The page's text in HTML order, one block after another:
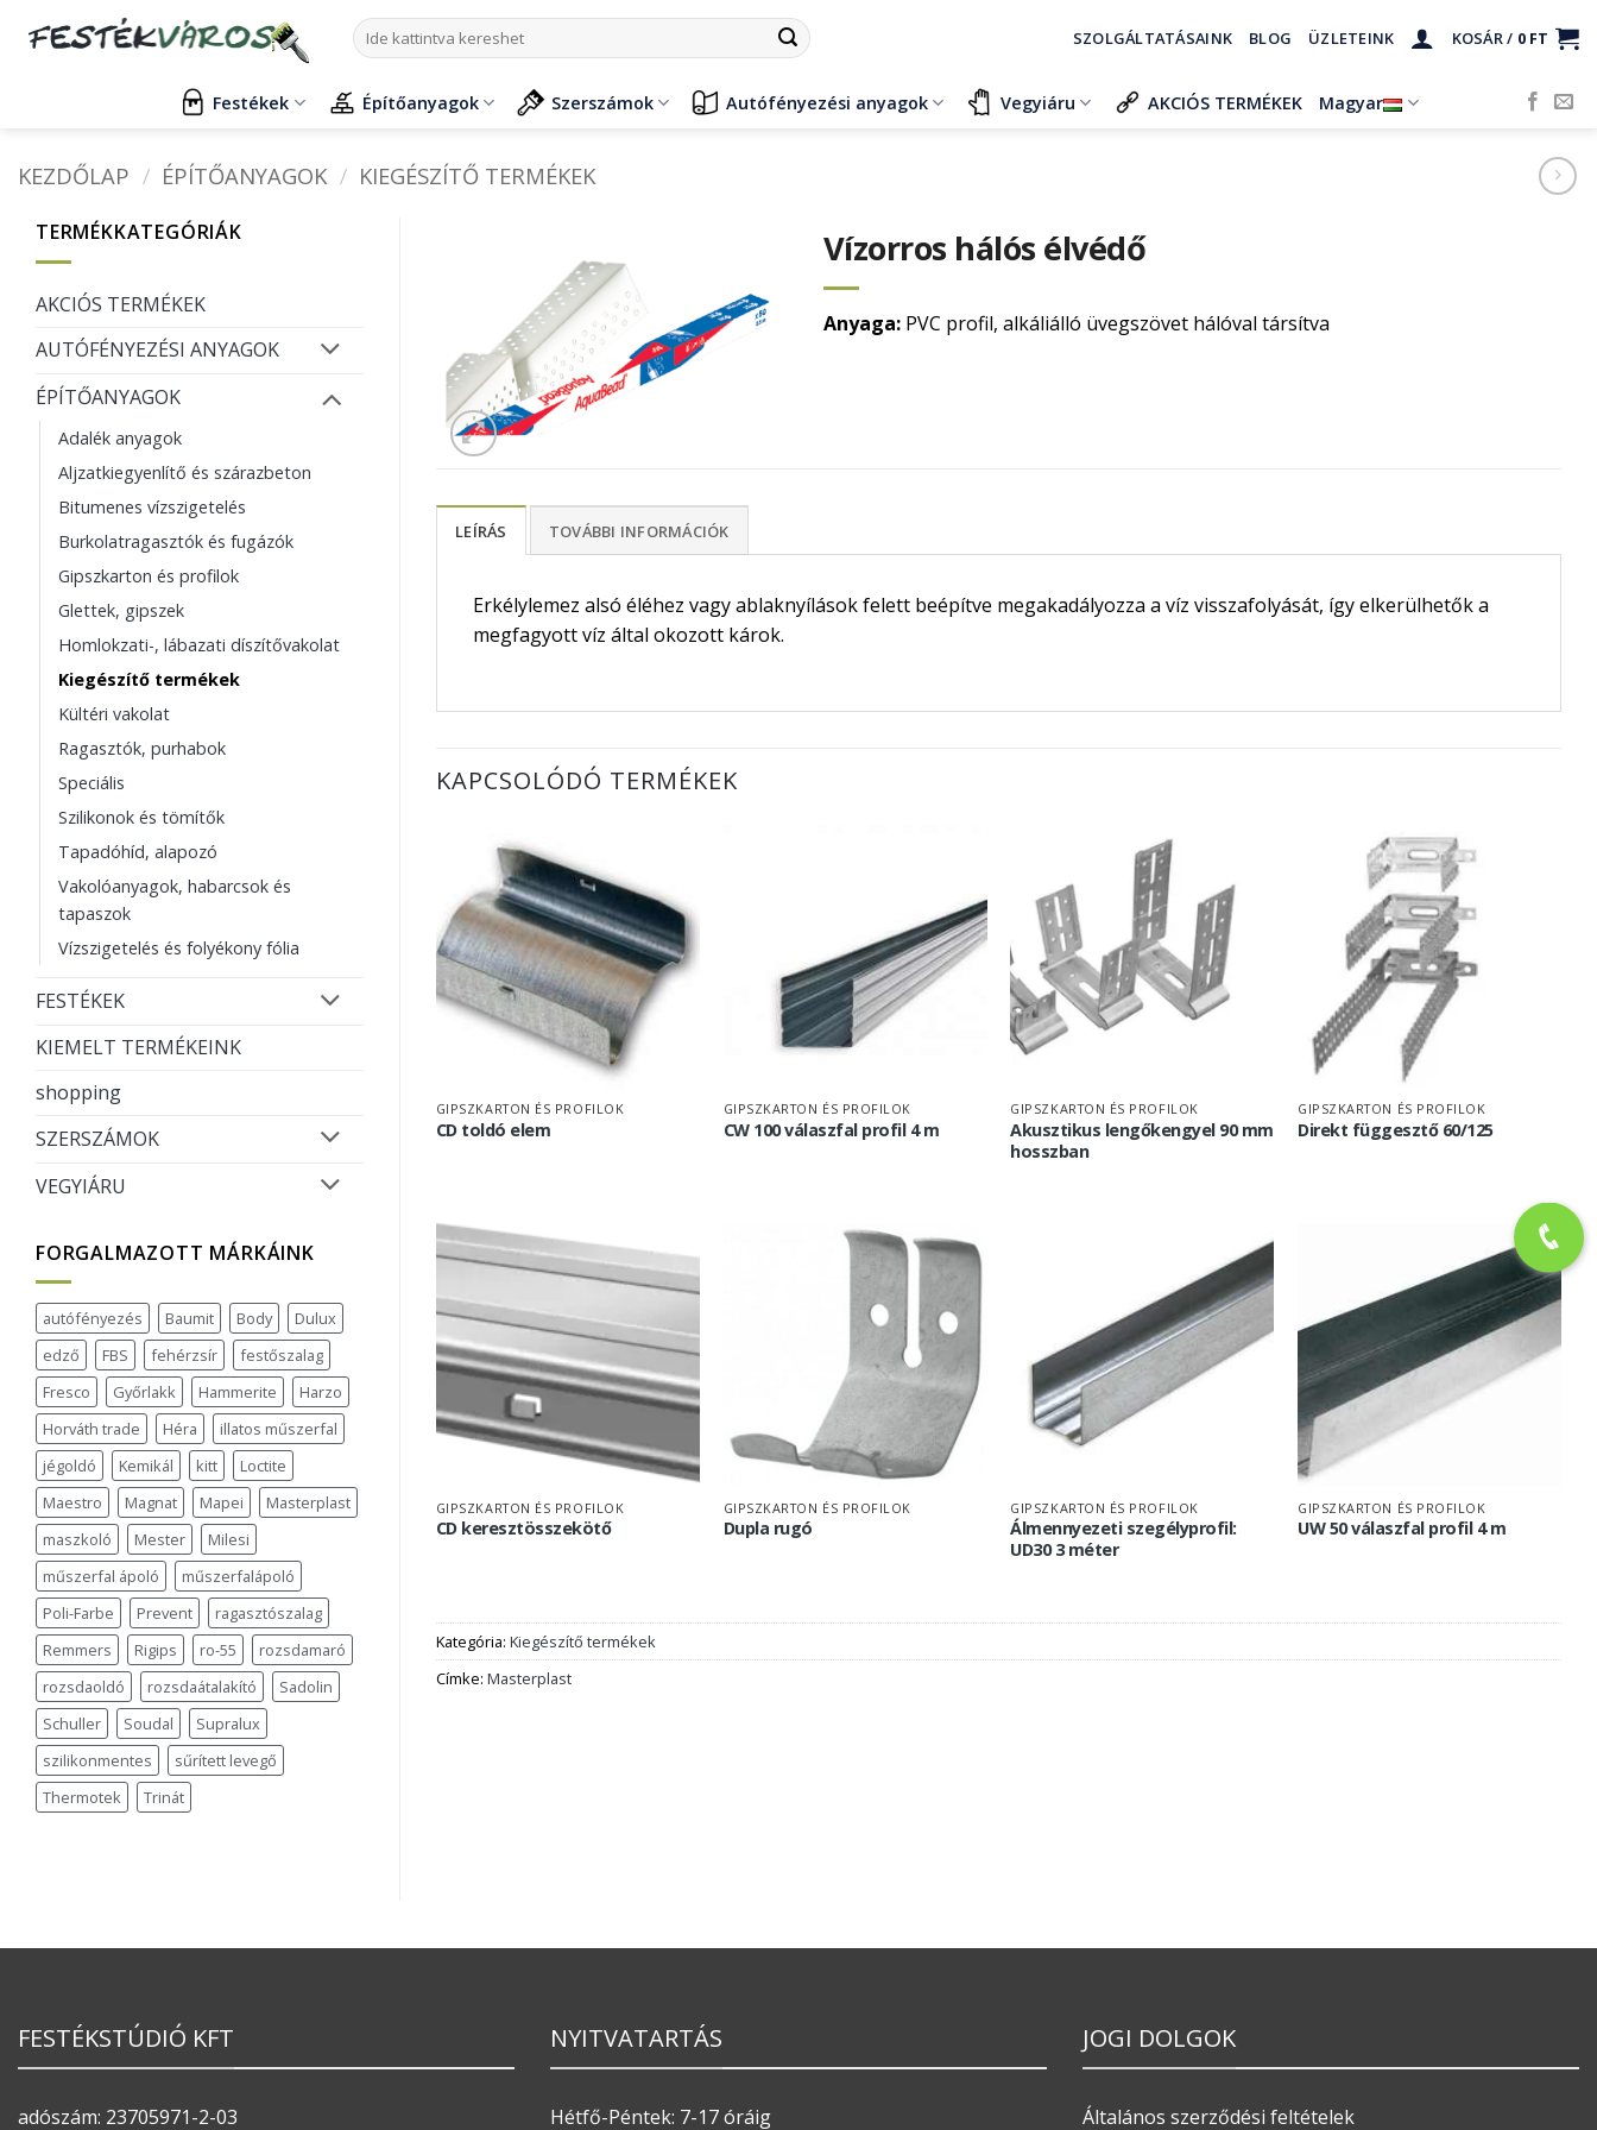
Keresés
a
SZOLGÁLTATÁSAINK BLOG ÜZLETEINK KOSÁR / 0 FT
Festékek Építőanyagok Szerszámok Autófényezési anyagok Vegyiáru AKCIÓS TERMÉKEK Magyar
KEZDŐLAP / ÉPÍTŐANYAGOK / KIEGÉSZÍTŐ TERMÉKEK
TERMÉKKATEGÓRIÁK
AKCIÓS TERMÉKEK
AUTÓFÉNYEZÉSI ANYAGOK
ÉPÍTŐANYAGOK
Adalék anyagok
Aljzatkiegyenlítő és szárazbeton
Bitumenes vízszigetelés
Burkolatragasztók és fugázók
Gipszkarton és profilok
Glettek, gipszek
Homlokzati-, lábazati díszítővakolat
Kiegészítő termékek
Kültéri vakolat
Ragasztók, purhabok
Speciális
Szilikonok és tömítők
Tapadóhíd, alapozó
Vakolóanyagok, habarcsok és
tapaszok
Vízszigetelés és folyékony fólia
FESTÉKEK
KIEMELT TERMÉKEINK
shopping
SZERSZÁMOK
VEGYIÁRU
FORGALMAZOTT MÁRKÁINK
autófényezés Baumit Body
Dulux
edző
FBS fehérzsír
festőszalag
Fresco
Győrlakk Hammerite
Harzo
Horváth trade
Héra
illatos műszerfal
jégoldó
Kemikál kitt
Loctite
Maestro
Magnat Mapei
Masterplast
maszkoló
Mester
Milesi
műszerfal ápoló
műszerfalápoló
Poli-Farbe
Prevent
ragasztószalag
Remmers
Rigips ro-55
rozsdamaró
rozsdaoldó
rozsdaátalakító
Sadolin
Schuller
Soudal
Supralux
szilikonmentes
sűrített levegő
Thermotek
Trinát
Vízorros hálós élvédő
Anyaga:PVC profil, alkáliálló üvegszövet hálóval társítva
LEÍRÁS TOVÁBBI INFORMÁCIÓK
Erkélylemez alsó éléhez vagy ablaknyílások felett beépítve megakadályozza a víz visszafolyását, így elkerülhetők a
megfagyott víz által okozott károk.
KAPCSOLÓDÓ TERMÉKEK
GIPSZKARTON ÉS PROFILOK
CD toldó elem
GIPSZKARTON ÉS PROFILOK
CW 100 válaszfal profil 4 m
GIPSZKARTON ÉS PROFILOK
Akusztikus lengőkengyel 90 mm
hosszban
GIPSZKARTON ÉS PROFILOK
Direkt függesztő 60/125
GIPSZKARTON ÉS PROFILOK
CD keresztösszekötő
GIPSZKARTON ÉS PROFILOK
Dupla rugó
GIPSZKARTON ÉS PROFILOK
Álmennyezeti szegélyprofil:
UD30 3 méter
GIPSZKARTON ÉS PROFILOK
UW 50 válaszfal profil 4 m
Kategória: Kiegészítő termékek
Címke: Masterplast
FESTÉKSTÚDIÓ KFT
adószám: 23705971-2-03
NYITVATARTÁS
Hétfő-Péntek: 7-17 óráig
JOGI DOLGOK
Általános szerződési feltételek